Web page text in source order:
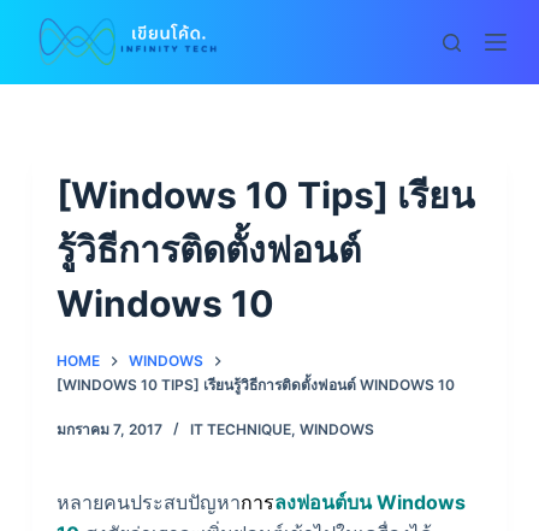
i
[Windows 10 Tips] เรียน
รู้วิธีการติดตั้งฟอนต์
Windows 10
HOME
WINDOWS
[WINDOWS 10 TIPS] เรียนรู้วิธีการติดตั้งฟอนต์ WINDOWS 10
มกราคม 7, 2017 IT TECHNIQUE, WINDOWS
หลายคนประสบปัญหาการลงฟอนต์บน Windows